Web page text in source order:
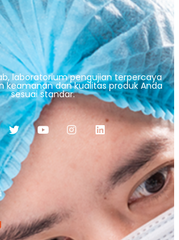
laboratorium pengujian terpercaya
keamanan dan kualitas produk Anda
sesuai standar.